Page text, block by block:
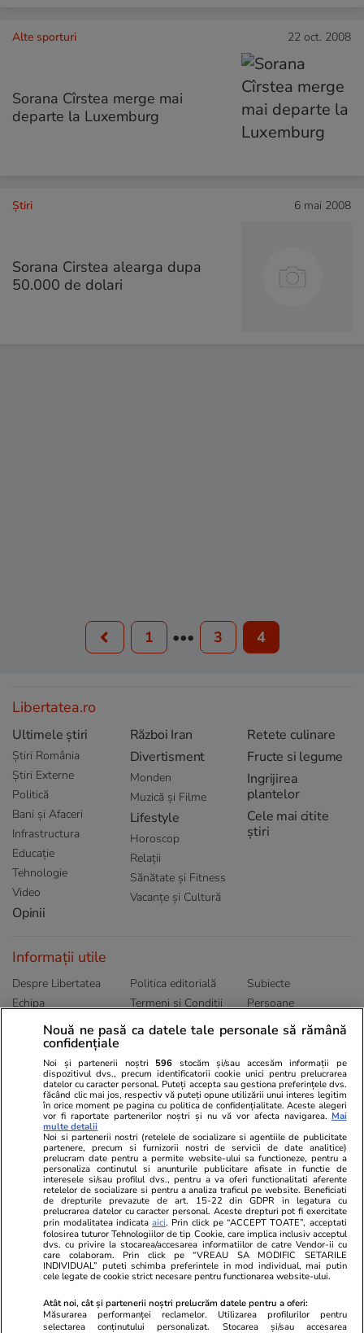
Alte sporturi 22 oct. 2008
Sorana Cîrstea merge mai
departe la Luxemburg
Ştiri 6 mai 2008
Sorana Cirstea alearga dupa
50.000 de dolari
1 ••• 3 4
Libertatea.ro
Ultimele știri
Știri România
Știri Externe
Politică
Bani și Afaceri
Infrastructura
Educație
Tehnologie
Video
Opinii
Război Iran
Divertisment
Monden
Muzică și Filme
Lifestyle
Horoscop
Relații
Sănătate și Fitness
Vacanțe și Cultură
Retete culinare
Fructe si legume
Ingrijirea
plantelor
Cele mai citite
știri
Informații utile
Despre Libertatea
Echipa
Publicitate
Politica de
Politica editorială
Termeni și Conditii
Abonamente
Subiecte
Persoane
Sitemap
Ringier România
Libertatea pentru
Unica.ro
Program TV
Avantaje
ELLE
Gazeta Sporturilor
Stiri mondene
Calculator sarcina
Ajută Copiii
Locuri de muncă
Imobiliare.ro
Jobradar24
Imoradar24
Colecții Libertatea
Pariază responsabil! Decizia ONJN nr. 821/25.09.2025.
Jocurile de noroc sunt interzise minorilor.
© 2026 Ringier Romania. Toate drepturile rezervate
Nouă ne pasă ca datele tale personale să rămână
confidențiale
Noi și partenerii noștri 596 stocăm și/sau accesăm informații pe
dispozitivul dvs., precum identificatorii cookie unici pentru prelucrarea
datelor cu caracter personal. Puteți accepta sau gestiona preferințele dvs.
făcând clic mai jos, respectiv vă puteți opune utilizării unui interes legitim
în orice moment pe pagina cu politica de confidențialitate. Aceste alegeri
vor fi raportate partenerilor noștri și nu vă vor afecta navigarea. Mai
multe detalii
Noi si partenerii nostri (retelele de socializare si agentiile de publicitate
partenere, precum si furnizorii nostri de servicii de date analitice)
prelucram date pentru a permite website-ului sa functioneze, pentru a
personaliza continutul si anunturile publicitare afisate in functie de
interesele si/sau profilul dvs., pentru a va oferi functionalitati aferente
retelelor de socializare si pentru a analiza traficul pe website. Beneficiati
de drepturile prevazute de art. 15-22 din GDPR in legatura cu
prelucrarea datelor cu caracter personal. Aceste drepturi pot fi exercitate
prin modalitatea indicataaici. Prin click pe “ACCEPT TOATE”, acceptati
folosirea tuturor Tehnologiilor de tip Cookie, care implica inclusiv acceptul
dvs. cu privire la stocarea/accesarea informatiilor de catre Vendor-ii cu
care colaboram. Prin click pe “VREAU SA MODIFIC SETARILE
INDIVIDUAL” puteti schimba preferintele in mod individual, mai putin
cele legate de cookie strict necesare pentru functionarea website-ului.
Atât noi, cât și partenerii noștri prelucrăm datele pentru a oferi:
Măsurarea performanței reclamelor. Utilizarea profilurilor pentru
selectarea conținutului personalizat. Stocarea și/sau accesarea